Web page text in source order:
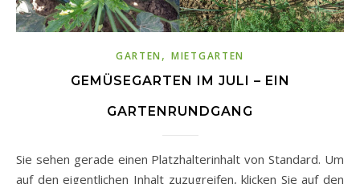
GARTEN ,MIETGARTEN
GEMÜSEGARTEN IM JULI – EIN
GARTENRUNDGANG
Sie sehen gerade einen Platzhalterinhalt von Standard. Um
auf den eigentlichen Inhalt zuzugreifen, klicken Sie auf den